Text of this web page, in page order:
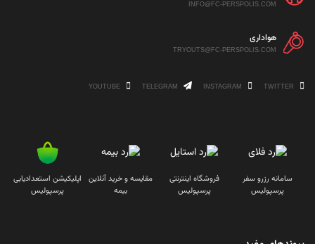
INFO@FC-PERSPOLIS.COM
هواداری
TRYOUTS@FC-PERSPOLIS.COM
سامانه رزرو سفر
پرسپولیس
فروشگاه اینترنتی
پرسپولیس
مقایسه و خرید آنلاین
بیمه
اپلیکیشن استعدادیابی
پرسپولیس